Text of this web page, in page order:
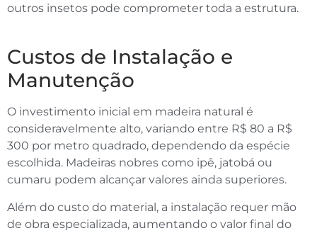
outros insetos pode comprometer toda a estrutura.
Custos de Instalação e
Manutenção
O investimento inicial em madeira natural é
consideravelmente alto, variando entre R$ 80 a R$
300 por metro quadrado, dependendo da espécie
escolhida. Madeiras nobres como ipê, jatobá ou
cumaru podem alcançar valores ainda superiores.
Além do custo do material, a instalação requer mão
de obra especializada, aumentando o valor final do